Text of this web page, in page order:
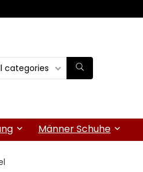
categories
Männer Schuhe